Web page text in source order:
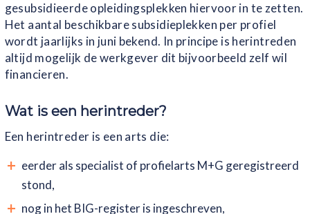
gesubsidieerde opleidingsplekken hiervoor in te zetten.
Het aantal beschikbare subsidieplekken per profiel
wordt jaarlijks in juni bekend. In principe is herintreden
altijd mogelijk de werkgever dit bijvoorbeeld zelf wil
financieren.
Wat is een herintreder?
Een herintreder is een arts die:
eerder als specialist of profielarts M+G geregistreerd
stond,
nog in het BIG-register is ingeschreven,